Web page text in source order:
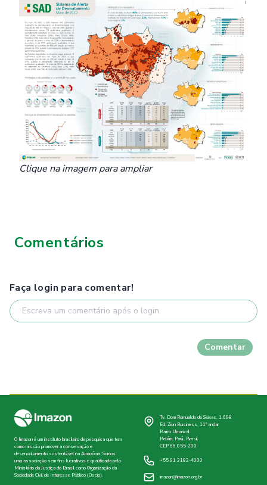
Clique na imagem para ampliar
Comentários
Faça login para comentar!
Comentar
O Imazon é um instituto brasileiro de pesquisa que tem
como missão promover a conservação e
desenvolvimento sustentável na Amazônia. Somos
uma associação sem fins lucrativos e qualificada pelo
Ministério da Justiça do Brasil como Organização da
Sociedade Civil de Interesse Público (Oscip).
Tv. Dom Romualdo de Seixas, 1.698
Ed. Zion Business, 11º andar
Bairro Umarizal
Belém, Pará, Brasil
CEP 66.055-200
+55 91 3182-4000
imazon@imazon.org.br